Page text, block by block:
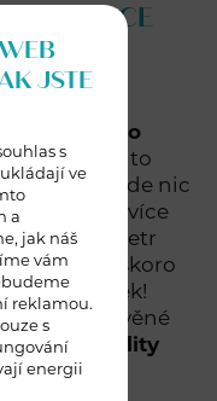
zatoužila po
míru.Jen si to
ladí a nikde nic
vejde o to více
ani centimetr
To už je skoro
kousek!
své vestavěné
kvality
JSTE
s
ukládají ve
a
jak náš
vám
reklamou.
s
energii